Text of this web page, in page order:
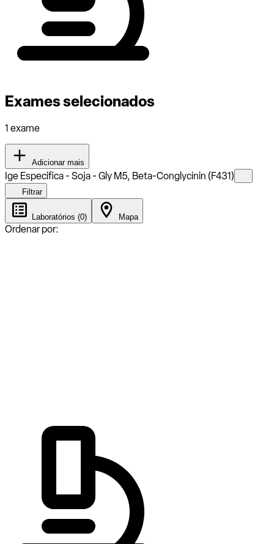
Exames selecionados
1 exame
Adicionar mais
Ige Especifica - Soja - Gly M5, Beta-Conglycinin (F431)
Filtrar
Laboratórios (0) Mapa
Ordenar por: